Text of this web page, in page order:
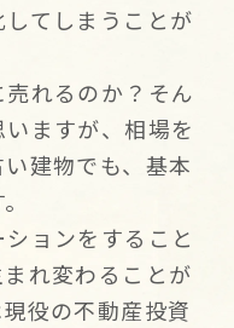
てしまうことが
れるのか？そん
ますが、相場を
建物でも、基本
ョンをすること
れ変わることが
役の不動産投資